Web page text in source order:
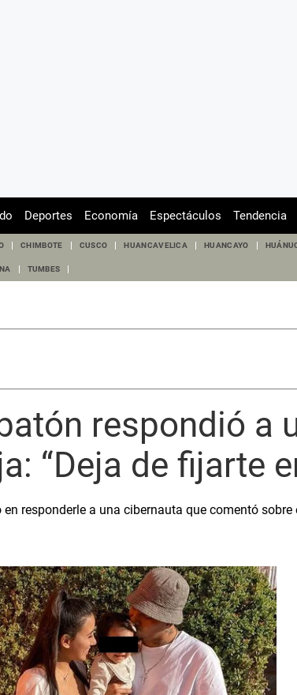
Deportes Economía Espectáculos Tendencia
CHIMBOTE CUSCO HUANCAVELICA HUANCAYO
TUMBES
respondió a
“Deja de fijarte
responderle a una cibernauta que comentó sobre